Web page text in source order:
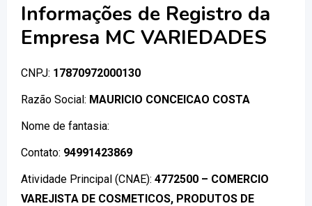
Informações de Registro da
Empresa MC VARIEDADES
CNPJ: 17870972000130
Razão Social: MAURICIO CONCEICAO COSTA
Nome de fantasia:
Contato: 94991423869
Atividade Principal (CNAE): 4772500 – COMERCIO
VAREJISTA DE COSMETICOS, PRODUTOS DE